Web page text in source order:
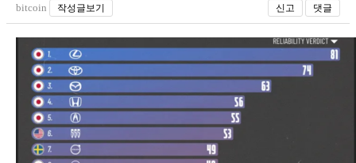
bitcoin
작성글보기 신고 댓글